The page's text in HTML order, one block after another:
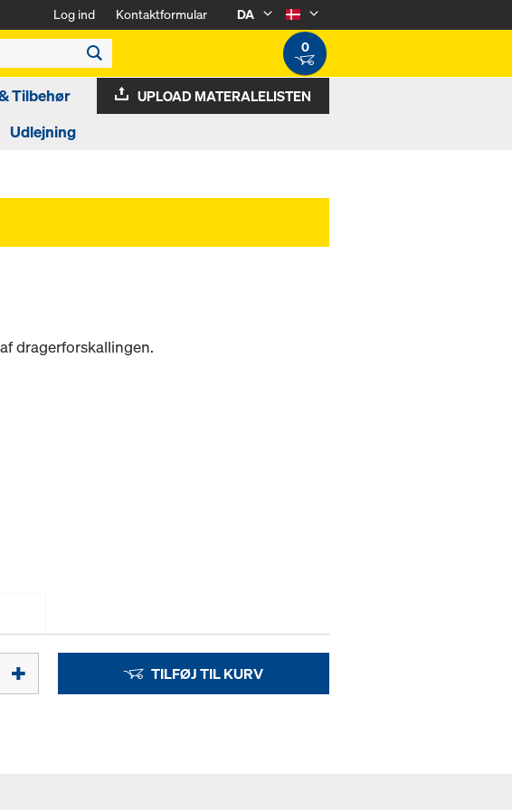
Log ind Kontaktformular
DA
0
Tilbehør
Udlejning
UPLOAD MATERALELISTEN
dragerforskallingen.
TILFØJ TIL KURV